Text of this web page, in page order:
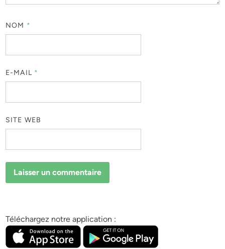
NOM *
E-MAIL *
SITE WEB
Téléchargez notre application :